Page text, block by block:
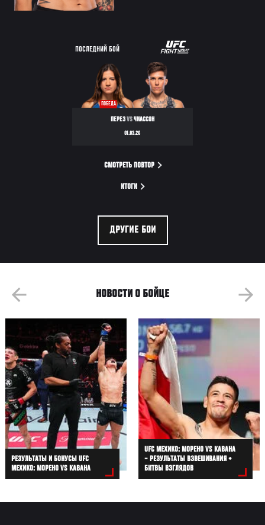
ПОСЛЕДНИЙ БОЙ
ПОБЕДА
ПЕРЕЗVSЧИАССОН
01.03.26
СМОТРЕТЬ ПОВТОР
ИТОГИ
ДРУГИЕ БОИ
НОВОСТИ О БОЙЦЕ
РЕЗУЛЬТАТЫ И БОНУСЫ UFC
МЕХИКО: МОРЕНО VS КАВАНА
UFC МЕХИКО: МОРЕНО VS КАВАНА
– РЕЗУЛЬТАТЫ ВЗВЕШИВАНИЯ +
БИТВЫ ВЗГЛЯДОВ